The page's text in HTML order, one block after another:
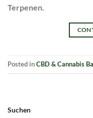
Terpenen.
Posted inCBD & Cannabis
Suchen